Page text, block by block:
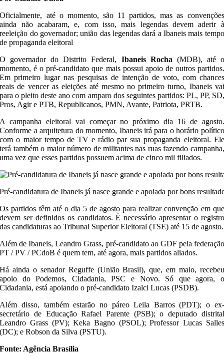
Oficialmente, até o momento, são 11 partidos, mas as convenções
ainda não acabaram, e, com isso, mais legendas devem aderir à
reeleição do governador; união das legendas dará a Ibaneis mais tempo
de propaganda eleitoral
O governador do Distrito Federal, Ibaneis Rocha (MDB), até o
momento, é o pré-candidato que mais possui apoio de outros partidos.
Em primeiro lugar nas pesquisas de intenção de voto, com chances
reais de vencer as eleições até mesmo no primeiro turno, Ibaneis vai
para o pleito deste ano com amparo dos seguintes partidos: PL, PP, SD,
Pros, Agir e PTB, Republicanos, PMN, Avante, Patriota, PRTB.
A campanha eleitoral vai começar no próximo dia 16 de agosto.
Conforme a arquitetura do momento, Ibaneis irá para o horário político
com o maior tempo de TV e rádio par sua propaganda eleitoral. Ele
terá também o maior número de militantes nas ruas fazendo campanha,
uma vez que esses partidos possuem acima de cinco mil filiados.
Pré-candidatura de Ibaneis já nasce grande e apoiada por bons
Os partidos têm até o dia 5 de agosto para realizar convenção em que
devem ser definidos os candidatos. É necessário apresentar o registro
das candidaturas ao Tribunal Superior Eleitoral (TSE) até 15 de agosto.
Além de Ibaneis, Leandro Grass, pré-candidato ao GDF pela federação
PT / PV / PCdoB é quem tem, até agora, mais partidos aliados.
Há ainda o senador Reguffe (União Brasil), que, em maio, recebeu
apoio do Podemos, Cidadania, PSC e Novo. Só que agora, o
Cidadania, está apoiando o pré-candidato Izalci Lucas (PSDB).
Além disso, também estarão no páreo Leila Barros (PDT); o ex-
secretário de Educação Rafael Parente (PSB); o deputado distrital
Leandro Grass (PV); Keka Bagno (PSOL); Professor Lucas Salles
(DC); e Robson da Silva (PSTU).
Fonte: Agência Brasília